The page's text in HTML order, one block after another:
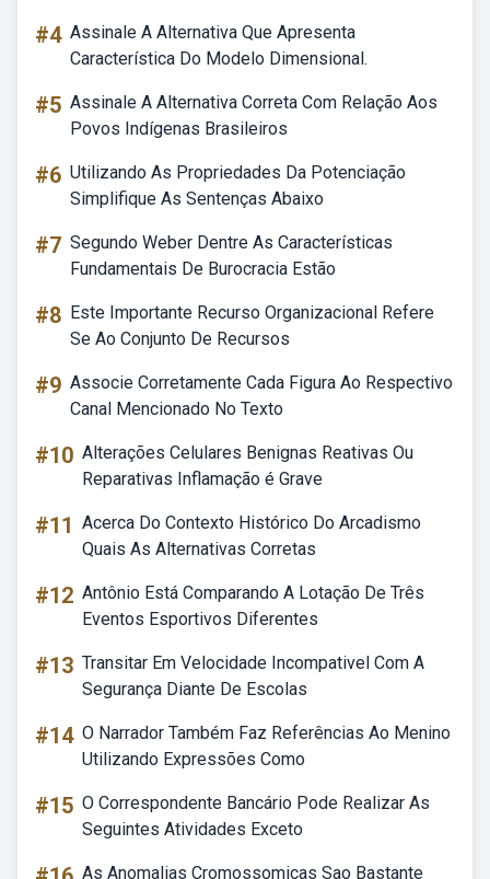
#4 Assinale A Alternativa Que Apresenta
Característica Do Modelo Dimensional.
#5 Assinale A Alternativa Correta Com Relação Aos
Povos Indígenas Brasileiros
#6 Utilizando As Propriedades Da Potenciação
Simplifique As Sentenças Abaixo
#7 Segundo Weber Dentre As Características
Fundamentais De Burocracia Estão
#8 Este Importante Recurso Organizacional Refere
Se Ao Conjunto De Recursos
#9 Associe Corretamente Cada Figura Ao Respectivo
Canal Mencionado No Texto
#10 Alterações Celulares Benignas Reativas Ou
Reparativas Inflamação é Grave
#11 Acerca Do Contexto Histórico Do Arcadismo
Quais As Alternativas Corretas
#12 Antônio Está Comparando A Lotação De Três
Eventos Esportivos Diferentes
#13 Transitar Em Velocidade Incompativel Com A
Segurança Diante De Escolas
#14 O Narrador Também Faz Referências Ao Menino
Utilizando Expressões Como
#15 O Correspondente Bancário Pode Realizar As
Seguintes Atividades Exceto
As Anomalias Cromossomicas Sao Bastante